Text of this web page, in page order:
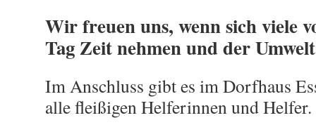
Wir freuen uns, wenn sich viele
Tag Zeit nehmen und der
Im Anschluss gibt es im Dorfhaus
alle fleißigen Helferinnen und Helfer.